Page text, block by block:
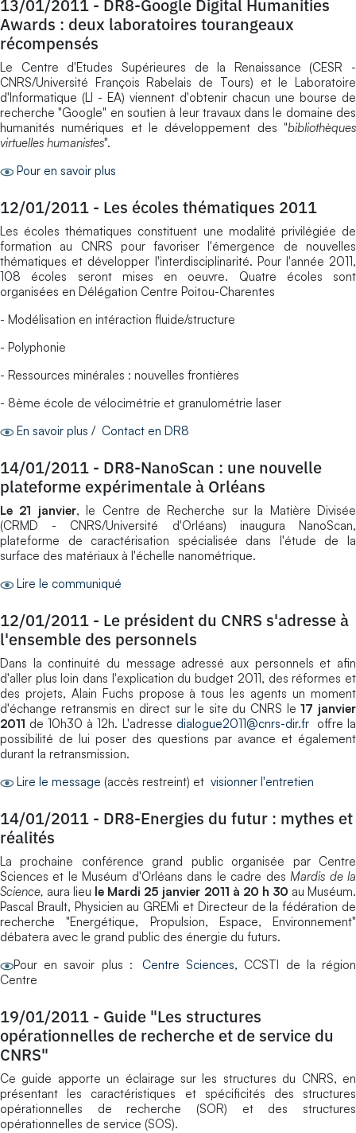
13/01/2011 - DR8-Google Digital Humanities
Awards : deux laboratoires tourangeaux
récompensés
Le Centre d'Etudes Supérieures de la Renaissance (CESR -
CNRS/Université François Rabelais de Tours) et le Laboratoire
d'Informatique (LI - EA) viennent d'obtenir chacun une bourse de
recherche "Google" en soutien à leur travaux dans le domaine des
humanités numériques et le développement des "bibliothèques
virtuelles humanistes".
Pour en savoir plus
12/01/2011 - Les écoles thématiques 2011
Les écoles thématiques constituent une modalité privilégiée de
formation au CNRS pour favoriser l'émergence de nouvelles
thématiques et développer l'interdisciplinarité. Pour l'année 2011,
108 écoles seront mises en oeuvre. Quatre écoles sont
organisées en Délégation Centre Poitou-Charentes
- Modélisation en intéraction fluide/structure
- Polyphonie
- Ressources minérales : nouvelles frontières
- 8ème école de vélocimétrie et granulométrie laser
En savoir plus / Contact en DR8
14/01/2011 - DR8-NanoScan : une nouvelle
plateforme expérimentale à Orléans
Le 21 janvier, le Centre de Recherche sur la Matière Divisée
(CRMD - CNRS/Université d'Orléans) inaugura NanoScan,
plateforme de caractérisation spécialisée dans l'étude de la
surface des matériaux à l'échelle nanométrique.
Lire le communiqué
12/01/2011 - Le président du CNRS s'adresse à
l'ensemble des personnels
Dans la continuité du message adressé aux personnels et afin
d'aller plus loin dans l'explication du budget 2011, des réformes et
des projets, Alain Fuchs propose à tous les agents un moment
d'échange retransmis en direct sur le site du CNRS le17 janvier
2011 de 10h30 à 12h. L'adresse dialogue2011@cnrs-dir.froffre la
possibilité de lui poser des questions par avance et également
durant la retransmission.
Lire le message (accès restreint) et visionner l'entretien
14/01/2011 - DR8-Energies du futur : mythes et
réalités
La prochaine conférence grand public organisée par Centre
Sciences et le Muséum d'Orléans dans le cadre desMardis de la
Science, aura lieu le Mardi 25 janvier 2011 à 20 h 30 au Muséum.
Pascal Brault, Physicien au GREMi et Directeur de la fédération de
recherche "Energétique, Propulsion, Espace, Environnement"
débatera avec le grand public des énergie du futurs.
Pour en savoir plus :
Centre Sciences, CCSTI de la région
Centre
19/01/2011 - Guide "Les structures
opérationnelles de recherche et de service du
CNRS"
Ce guide apporte un éclairage sur les structures du CNRS, en
présentant les caractéristiques et spécificités des structures
opérationnelles de recherche (SOR) et des structures
opérationnelles de service (SOS).